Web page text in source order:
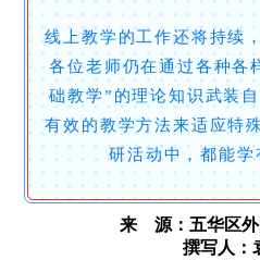
线上教学的工作还将持续
各位老师仍在通过各种各
础教学”的理论知识武装
有效的教学方法来适应特
研活动中，都能学
来 源： 五华区
撰写人：